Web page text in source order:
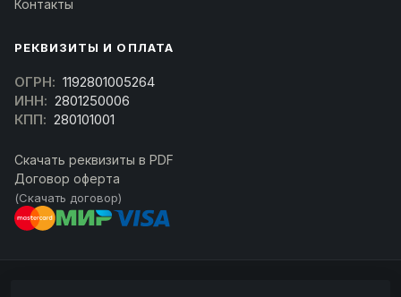
Контакты
РЕКВИЗИТЫ И ОПЛАТА
ОГРН: 1192801005264
ИНН: 2801250006
КПП: 280101001
Скачать реквизиты в PDF
Договор оферта
(Скачать договор)